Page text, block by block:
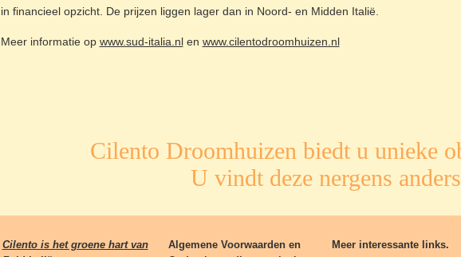
in financieel opzicht. De prijzen liggen lager dan in Noord- en Midden Italië.
Meer informatie op www.sud-italia.nlen www.cilentodroomhuizen.nl
Cilento Droomhuizen biedt u unieke
U vindt deze nergens
Cilento is het groene hart van
Algemene Voorwaarden en
Meer interessante links.